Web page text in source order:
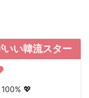
い韓流スター
💖